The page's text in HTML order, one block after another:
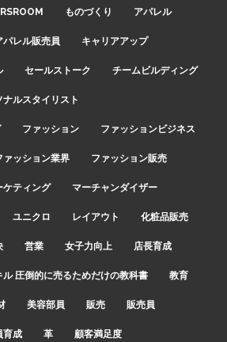
ものづくり アパレル
パレル販売員 キャリアアップ
セールストーク チームビルディング
ナルスタイリスト
ファッション ファッションビジネス
ァッション業界 ファッション販売
ケティング マーチャンダイザー
ユニクロ レイアウト 化粧品販売
営業 女子力向上 店長育成
ル 圧倒的に売るためだけの教科書 教育
美容部員 販売 販売員
育成 革 顧客満足度